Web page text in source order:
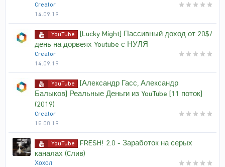
Creator
14.09.19
YouTube
[Lucky Might] Пассивный доход от 20$/
день на дорвеях Youtube с НУЛЯ
Creator
14.09.19
YouTube
[Александр Гасс, Александр
Балыков] Реальные Деньги из YouTube [11 поток]
(2019)
Creator
15.08.19
YouTube
FRESH! 2.0 - Заработок на серых
каналах (Cлив)
Хохол